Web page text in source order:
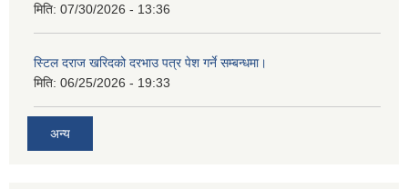
मिति: 07/30/2026 - 13:36
स्टिल दराज खरिदको दरभाउ पत्र पेश गर्ने सम्बन्धमा।
मिति: 06/25/2026 - 19:33
अन्य